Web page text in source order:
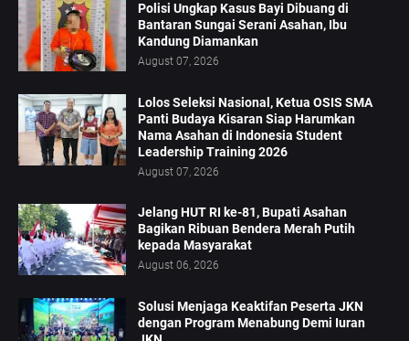
Polisi Ungkap Kasus Bayi Dibuang di
Bantaran Sungai Serani Asahan, Ibu
Kandung Diamankan
August 07, 2026
Lolos Seleksi Nasional, Ketua OSIS SMA
Panti Budaya Kisaran Siap Harumkan
Nama Asahan di Indonesia Student
Leadership Training 2026
August 07, 2026
Jelang HUT RI ke-81, Bupati Asahan
Bagikan Ribuan Bendera Merah Putih
kepada Masyarakat
August 06, 2026
Solusi Menjaga Keaktifan Peserta JKN
dengan Program Menabung Demi Iuran